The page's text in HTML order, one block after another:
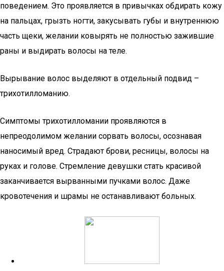
поведением. Это проявляется в привычках обдирать кожу
на пальцах, грызть ногти, закусывать губы и внутреннюю
часть щеки, желании ковырять не полностью зажившие
раны и выдирать волосы на теле.
Вырывание волос выделяют в отдельный подвид –
трихотилломанию.
Симптомы трихотилломании проявляются в
непреодолимом желании сорвать волосы, осознавая
наносимый вред. Страдают брови, ресницы, волосы на
руках и голове. Стремление девушки стать красивой
заканчивается вырванными пучками волос. Даже
кровотечения и шрамы не останавливают больных.